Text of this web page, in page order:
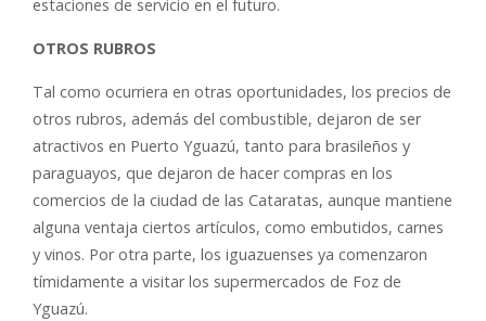
estaciones de servicio en el futuro.
OTROS RUBROS
Tal como ocurriera en otras oportunidades, los precios de
otros rubros, además del combustible, dejaron de ser
atractivos en Puerto Yguazú, tanto para brasileños y
paraguayos, que dejaron de hacer compras en los
comercios de la ciudad de las Cataratas, aunque mantiene
alguna ventaja ciertos artículos, como embutidos, carnes
y vinos. Por otra parte, los iguazuenses ya comenzaron
tímidamente a visitar los supermercados de Foz de
Yguazú.